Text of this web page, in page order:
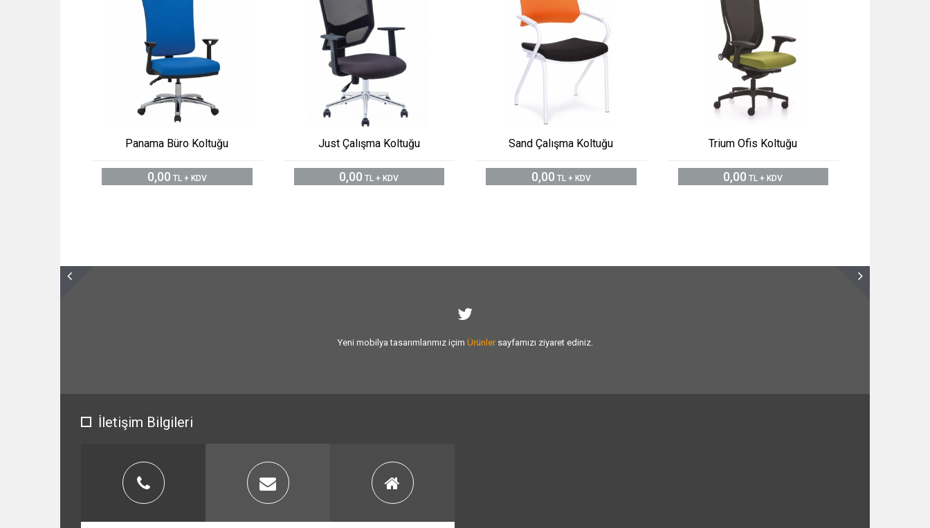
Panama Büro Koltuğu
0,00 TL + KDV
Just Çalışma Koltuğu
0,00 TL + KDV
Sand Çalışma Koltuğu
0,00 TL + KDV
Trium Ofis Koltuğu
0,00 TL + KDV
Yeni mobilya tasarımlarımız içim Ürünlersayfamızı ziyaret ediniz.
İletişim Bilgileri